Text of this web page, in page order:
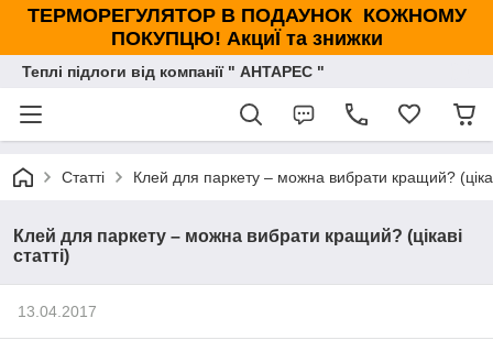
ТЕРМОРЕГУЛЯТОР В ПОДАУНОК КОЖНОМУ
ПОКУПЦЮ! АкциЇ та знижки
Теплі підлоги від компанії " АНТАРЕС "
Статті Клей для паркету – можна вибрати кращий?
Клей для паркету – можна вибрати кращий? (цікаві
статті)
13.04.2017